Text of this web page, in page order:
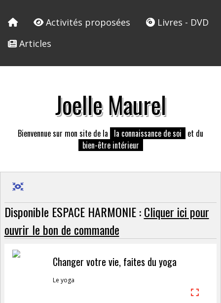
Activités proposées
Livres - DVD
Articles
Joelle Maurel
Bienvennue sur mon site de la la connaissance de soi et du
bien-être intérieur
Disponible ESPACE HARMONIE :Cliquer ici pour
ouvrir le bon de commande
Changer votre vie, faites du yoga
Le yoga